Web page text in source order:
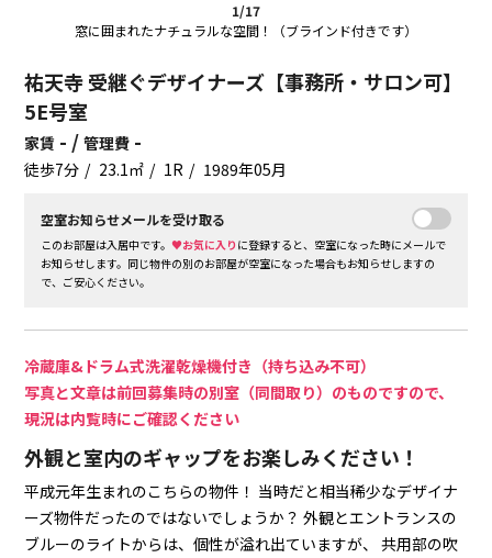
1/17
窓に囲まれたナチュラルな空間！（ブラインド付きです）
祐天寺 受継ぐデザイナーズ【事務所・サロン可】
5E号室
家賃 - /管理費 -
徒歩7分 23.1㎡ 1R 1989年05月
空室お知らせメールを受け取る
このお部屋は入居中です。♥お気に入り に登録すると、空室になった時にメールで
お知らせします。同じ物件の別のお部屋が空室になった場合もお知らせしますの
で、ご安心ください。
冷蔵庫&ドラム式洗濯乾燥機付き（持ち込み不可）
写真と文章は前回募集時の別室（同間取り）のものですので、
現況は内覧時にご確認ください
外観と室内のギャップをお楽しみください！
平成元年生まれのこちらの物件！ 当時だと相当稀少なデザイナ
ーズ物件だったのではないでしょうか？ 外観とエントランスの
ブルーのライトからは、個性が溢れ出ていますが、 共用部の吹